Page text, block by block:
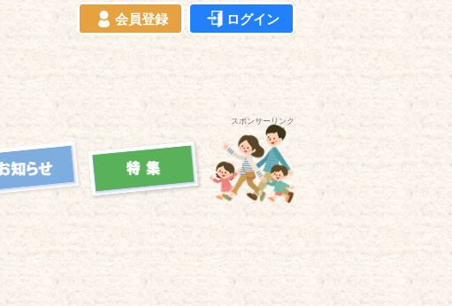
会員登録 ログイン
スポンサーリンク